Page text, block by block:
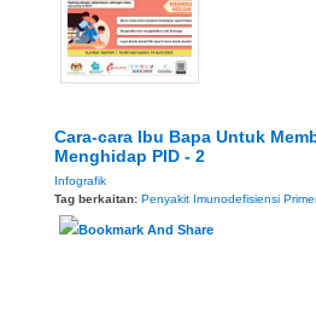
Cara-cara Ibu Bapa Untuk
Menghidap PID - 2
Infografik
Tag berkaitan: Penyakit Imunodefisiensi Primer